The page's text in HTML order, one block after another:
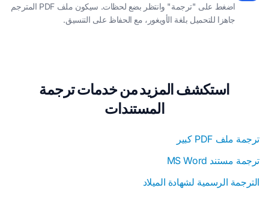
اضغط على "ترجمة" وانتظر بضع لحظات. سيكون ملف PDF المترجم
جاهزا للتحميل بلغة الأويغور، مع الحفاظ على التنسيق.
استكشف المزيد من خدمات ترجمة
المستندات
ترجمة ملف PDF كبير
ترجمة مستند MS Word
الترجمة الرسمية لشهادة الميلاد